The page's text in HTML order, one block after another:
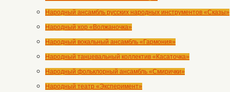
Народный ансамбль русских народных инструментов «Сказы»
Народный хор «Волжаночка»
Народный вокальный ансамбль «Гармония»
Народный танцевальный коллектив «Касаточка»
Народный фольклорный ансамбль «Смирички»
Народный театр «Эксперимент»